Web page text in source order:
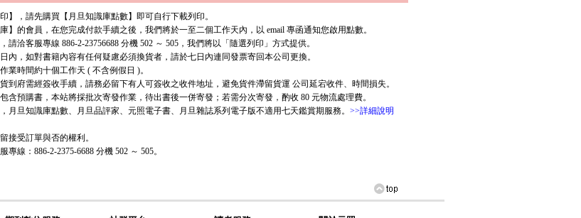
】，請先購買【月旦知識庫點數】即可自行下載列印。
】的會員，在您完成付款手續之後，我們將於一至二個工作天內，以 email 專函通知您啟用點數。
請洽客服專線 886-2-23756688 分機 502 ～ 505，我們將以「隨選列印」方式提供。
內，如對書籍內容有任何疑慮必須換貨者，請於七日內連同發票寄回本公司更換。
業時間約十個工作天 ( 不含例假日 )。
到府需經簽收手續，請務必留下有人可簽收之收件地址，避免貨件滯留貨運 公司延宕收件、時間損失。
含預購書，本站將採批次寄發作業，待出書後一併寄發；若需分次寄發，酌收 80 元物流處理費。
月旦知識庫點數、月旦品評家、元照電子書、月旦雜誌系列電子版不適用七天鑑賞期服務。 >>詳細說明
接受訂單與否的權利。
專線：886-2-2375-6688 分機 502 ～ 505。